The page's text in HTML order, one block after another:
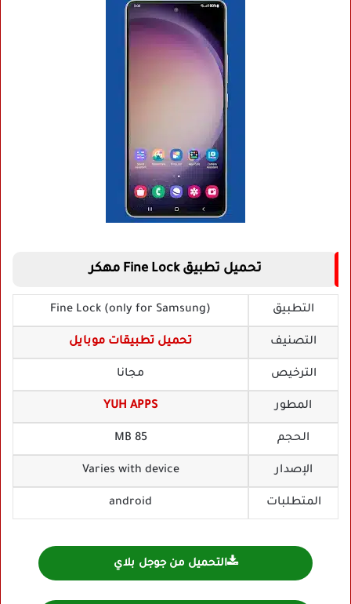
تحميل تطبيق Fine Lock مهكر
التطبيق Fine Lock (only for Samsung)
التصنيف تحميل تطبيقات موبايل
الترخيص مجانا
المطور YUH APPS
الحجم 85 MB
الإصدار Varies with device
المتطلبات android
التحميل من جوجل بلاي